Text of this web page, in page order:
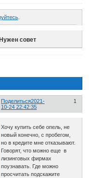
.
совет
Поделиться 1
2021-
10-24 22:42:35
Хочу купить себе опель, не
новый конечно, с пробегом,
но в кредите мне отказывают.
Говорят, что можно еще в
лизинговых фирмах
поузнавать. Где можно
просчитать подскажите